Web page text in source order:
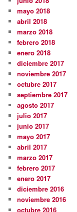
mayo 2018
abril 2018
marzo 2018
febrero 2018
enero 2018
diciembre 2017
noviembre 2017
octubre 2017
septiembre 2017
agosto 2017
julio 2017
junio 2017
mayo 2017
abril 2017
marzo 2017
febrero 2017
enero 2017
diciembre 2016
noviembre 2016
octubre 2016